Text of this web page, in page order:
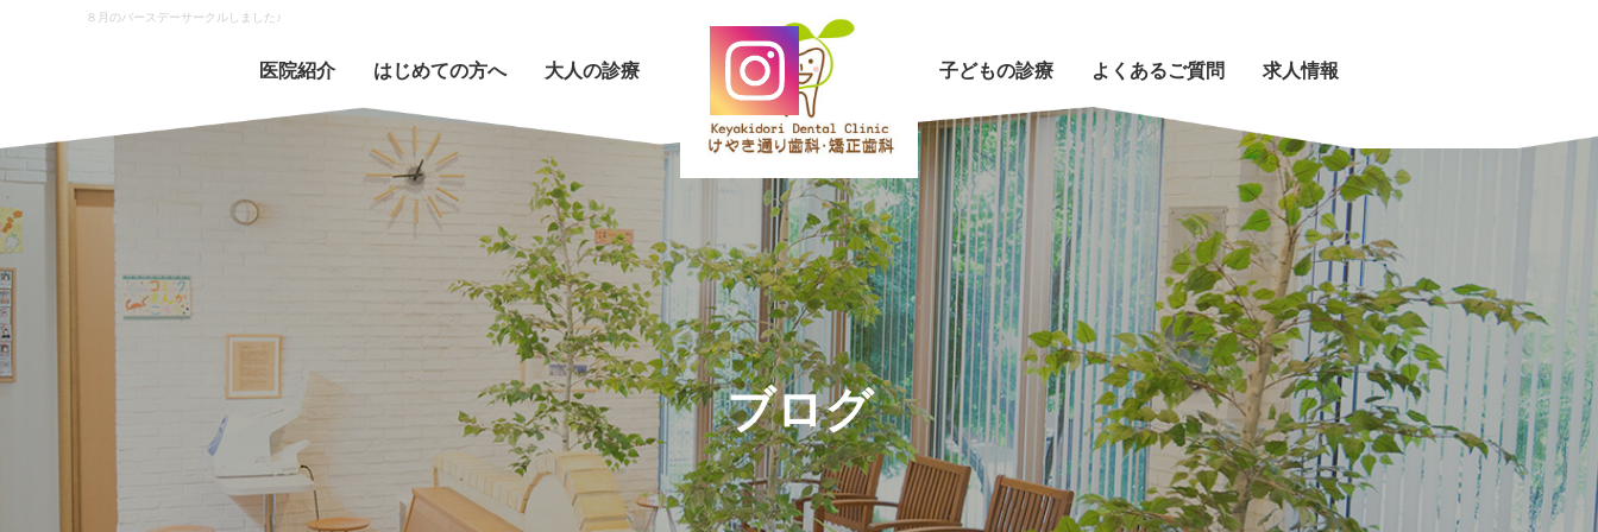
８月のバースデーサークルしました♪
医院紹介 はじめての方へ 大人の診療 子どもの診療 よくあるご質問 求人情報
ブログ